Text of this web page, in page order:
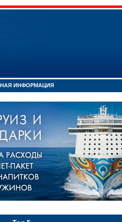
ИНФОРМАЦИЯ